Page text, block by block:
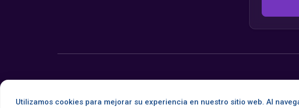
Utilizamos cookies para mejorar su experiencia en nuestro sitio web. Al